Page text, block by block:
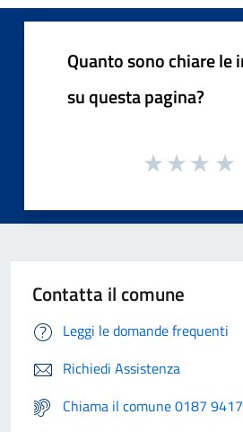
Quanto sono chiare le
su questa pagina?
Contatta il comune
Leggi le domande frequenti
Richiedi Assistenza
Chiama il comune 0187